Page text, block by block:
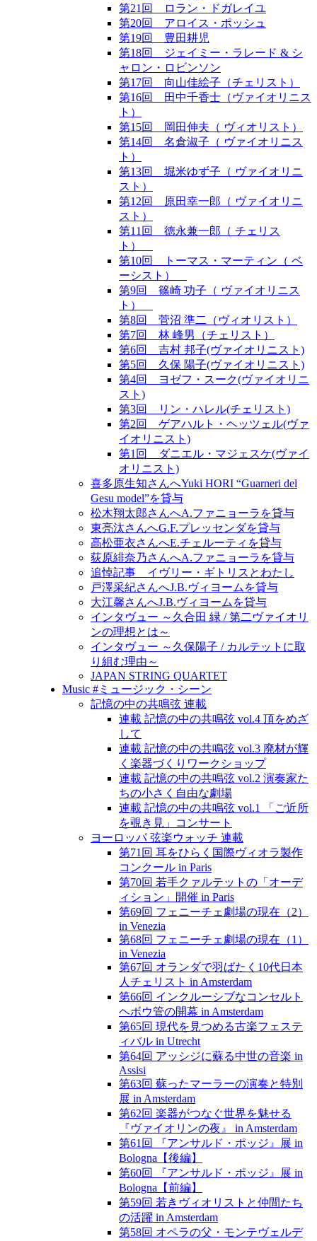
第21回 ロラン・ドガレイユ
第20回 アロイス・ポッシュ
第19回 豊田耕児
第18回 ジェイミー・ラレード & シ
ャロン・ロビンソン
第17回 向山佳絵子（チェリスト）
第16回 田中千香士（ヴァイオリニス
ト）
第15回 岡田伸夫（ ヴィオリスト）
第14回 名倉淑子（ ヴァイオリニス
ト）
第13回 堀米ゆず子（ ヴァイオリニ
スト）
第12回 原田幸一郎（ ヴァイオリニ
スト）
第11回 徳永兼一郎（ チェリス
ト）
第10回 トーマス・マーティン（ ベ
ーシスト）
第9回 篠崎 功子（ ヴァイオリニス
ト）
第8回 菅沼 準二（ヴィオリスト）
第7回 林 峰男（チェリスト）
第6回 吉村 邦子(ヴァイオリニスト)
第5回 久保 陽子(ヴァイオリニスト)
第4回 ヨゼフ・スーク(ヴァイオリニ
スト)
第3回 リン・ハレル(チェリスト)
第2回 ゲアハルト・ヘッツェル(ヴァ
イオリニスト)
第1回 ダニエル・マジェスケ(ヴァイ
オリニスト)
喜多原生知さんへYuki HORI “Guarneri del
Gesu model”を貸与
松木翔太郎さんへA.ファニョーラを貸与
東亮汰さんへG.F.プレッセンダを貸与
高松亜衣さんへE.チェルーティを貸与
荻原緋奈乃さんへA.ファニョーラを貸与
追悼記事 イヴリー・ギトリスとわたし
戸澤采紀さんへJ.B.ヴィヨームを貸与
大江馨さんへJ.B.ヴィヨームを貸与
インタヴュー ～久合田 緑 / 第二ヴァイオリ
ンの理想とは～
インタヴュー ～久保陽子 / カルテットに取
り組む理由～
JAPAN STRING QUARTET
Music #ミュージック・シーン
記憶の中の共鳴弦 連載
連載 記憶の中の共鳴弦 vol.4 頂をめざ
して
連載 記憶の中の共鳴弦 vol.3 廃材が輝
く楽器づくりワークショップ
連載 記憶の中の共鳴弦 vol.2 演奏家た
ちの小さく自由な劇場
連載 記憶の中の共鳴弦 vol.1 「ご近所
を覗き見」コンサート
ヨーロッパ 弦楽ウォッチ 連載
第71回 耳をひらく国際ヴィオラ製作
コンクール in Paris
第70回 若手クァルテットの「オーデ
ィション」開催 in Paris
第69回 フェニーチェ劇場の現在（2）
in Venezia
第68回 フェニーチェ劇場の現在（1）
in Venezia
第67回 オランダで羽ばたく10代日本
人チェリスト in Amsterdam
第66回 インクルーシブなコンセルト
ヘボウ管の開幕 in Amsterdam
第65回 現代を見つめる古楽フェステ
ィバル in Utrecht
第64回 アッシジに蘇る中世の音楽 in
Assisi
第63回 蘇ったマーラーの演奏と特別
展 in Amsterdam
第62回 楽器がつなぐ世界を魅せる
『ヴァイオリンの夜』 in Amsterdam
第61回 『アンサルド・ポッジ』展 in
Bologna【後編】
第60回 『アンサルド・ポッジ』展 in
Bologna【前編】
第59回 若きヴィオリストと仲間たち
の活躍 in Amsterdam
第58回 オペラの父・モンテヴェルデ